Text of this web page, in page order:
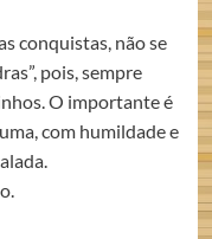
conquistas, não se
pois, sempre
O importante é
com humildade e